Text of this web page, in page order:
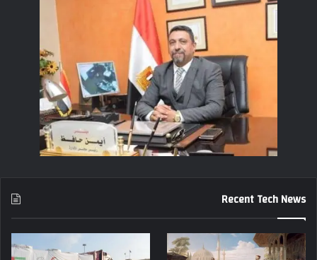
Recent Tech News